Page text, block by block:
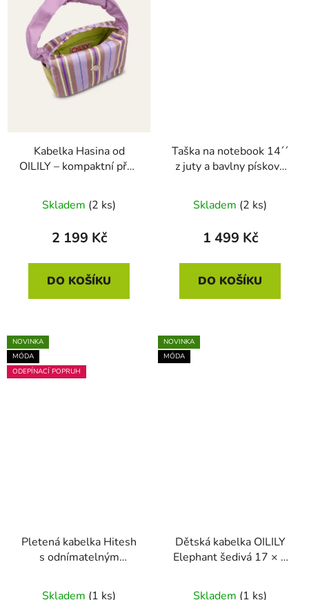
Kabelka Hasina od
OILILY – kompaktní přes
16 cm
Skladem (2 ks)
2 199 Kč
DO KOŠÍKU
Taška na notebook 14´´
z juty a bavlny písková
Skladem (2 ks)
1 499 Kč
DO KOŠÍKU
NOVINKA
MÓDA
ODEPÍNACÍ POPRUH
Pletená kabelka Hitesh
s odnímatelným
7 × 18 cm
Skladem (1 ks)
NOVINKA
MÓDA
Dětská kabelka OILILY
Elephant šedivá 17 × 9
Skladem (1 ks)